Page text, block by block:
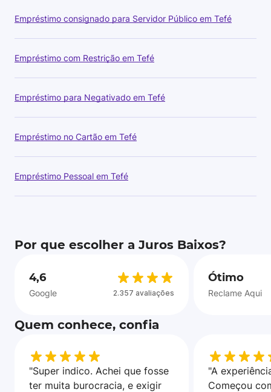
Empréstimo consignado para Servidor Público em Tefé
Empréstimo com Restrição em Tefé
Empréstimo para Negativado em Tefé
Empréstimo no Cartão em Tefé
Empréstimo Pessoal em Tefé
Por que escolher a Juros Baixos?
4,6
Google 2.357 avaliações
Ótimo
Reclame Aqui
Quem conhece, confia
"Super indico. Achei que fosse
ter muita burocracia, e exigir
"A
Começou